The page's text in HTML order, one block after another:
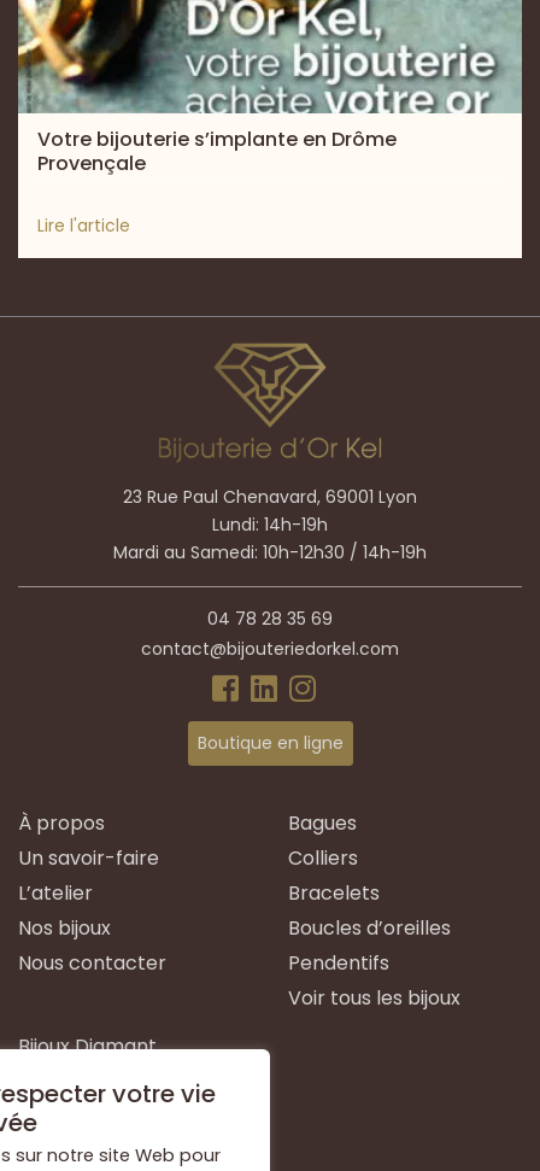
Votre bijouterie s’implante en Drôme
Provençale
Lire l'article
23 Rue Paul Chenavard, 69001 Lyon
Lundi: 14h-19h
Mardi au Samedi: 10h-12h30 / 14h-19h
04 78 28 35 69
contact@bijouteriedorkel.com
Boutique en ligne
À propos
Un savoir-faire
L’atelier
Nos bijoux
Nous contacter
Bagues
Colliers
Bracelets
Boucles d’oreilles
Pendentifs
Voir tous les bijoux
Bijoux Diamant
Bijoux Emeraude
Bijoux Or Blanc
Bijoux Or Jaune
votre vie
sur notre site Web pour